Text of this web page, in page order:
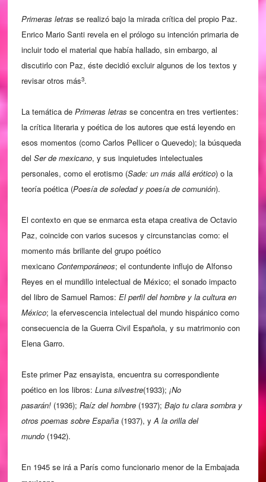
Primeras letras se realizó bajo la mirada crítica del propio Paz.
Enrico Mario Santi revela en el prólogo su intención primaria de
incluir todo el material que había hallado, sin embargo, al
discutirlo con Paz, éste decidió excluir algunos de los textos y
revisar otros más3.
La temática de Primeras letras se concentra en tres vertientes:
la crítica literaria y poética de los autores que está leyendo en
esos momentos (como Carlos Pellicer o Quevedo); la búsqueda
del Ser de mexicano, y sus inquietudes intelectuales
personales, como el erotismo (Sade: un más allá erótico) o la
teoría poética (Poesía de soledad y poesía de comunión).
El contexto en que se enmarca esta etapa creativa de Octavio
Paz, coincide con varios sucesos y circunstancias como: el
momento más brillante del grupo poético
mexicano Contemporáneos; el contundente influjo de Alfonso
Reyes en el mundillo intelectual de México; el sonado impacto
del libro de Samuel Ramos: El perfil del hombre y la cultura en
México; la efervescencia intelectual del mundo hispánico como
consecuencia de la Guerra Civil Española, y su matrimonio con
Elena Garro.
Este primer Paz ensayista, encuentra su correspondiente
poético en los libros: Luna silvestre(1933); ¡No
pasarán!(1936); Raíz del hombre(1937); Bajo tu clara sombra y
otros poemas sobre España(1937), yA la orilla del
mundo(1942).
En 1945 se irá a París como funcionario menor de la Embajada